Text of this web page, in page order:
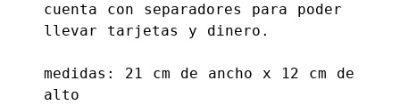
cuenta con separadores para poder
llevar tarjetas y dinero.
medidas: 21 cm de ancho x 12 cm de
alto